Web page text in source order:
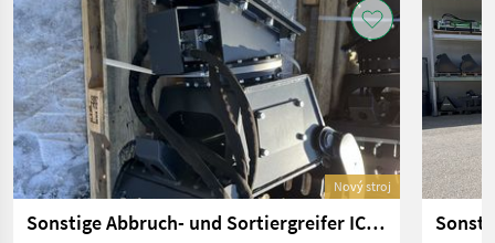
Nový stroj
Sonstige Abbruch- und Sortiergreifer ICM SG 65